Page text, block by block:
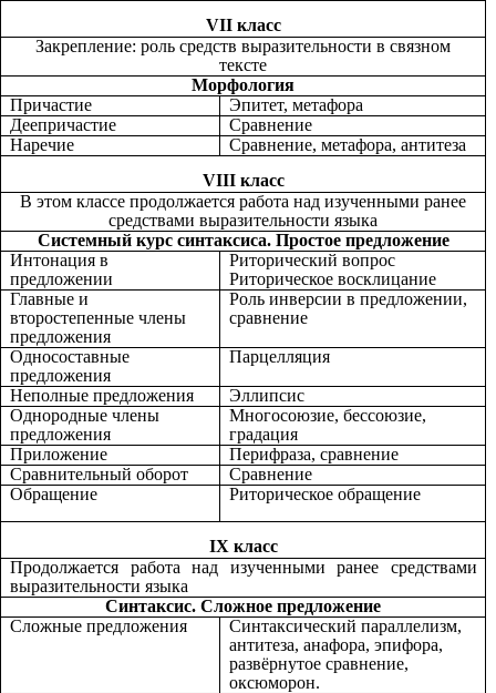
VII класс
Закрепление: роль средств выразительности в связном
тексте
Морфология
Причастие
Эпитет, метафора
Деепричастие
Сравнение
Наречие
Сравнение, метафора, антитеза
VIII класс
В этом классе продолжается работа над изученными ранее
средствами выразительности языка
Системный курс синтаксиса. Простое предложение
Интонация в
предложении
Риторический вопрос
Риторическое восклицание
Главные и
второстепенные члены
предложения
Роль инверсии в предложении,
сравнение
Односоставные
предложения
Парцелляция
Неполные предложения
Эллипсис
Однородные члены
предложения
Многосоюзие, бессоюзие,
градация
Приложение
Перифраза, сравнение
Сравнительный оборот
Сравнение
Обращение
Риторическое обращение
IХ класс
Продолжается работа над изученными ранее средствами
выразительности языка
Синтаксис. Сложное предложение
Сложные предложения
Синтаксический параллелизм,
антитеза, анафора, эпифора,
развёрнутое сравнение,
оксюморон.